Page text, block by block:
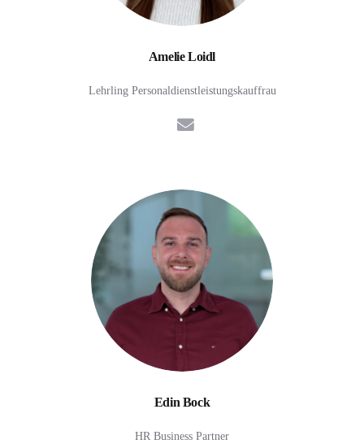
Amelie Loidl
Lehrling Personaldienstleistungskauffrau
E-Mail
Edin Bock
HR Business Partner